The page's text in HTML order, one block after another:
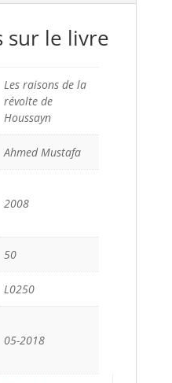
sur le livre
Les raisons de la
révolte de
Houssayn
Ahmed Mustafa
2008
50
L0250
05-2018